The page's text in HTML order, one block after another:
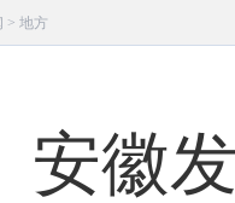
> 地方
安徽